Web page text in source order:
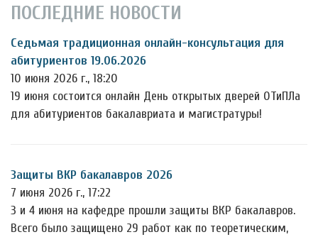
ПОСЛЕДНИЕ НОВОСТИ
Седьмая традиционная онлайн-консультация для
абитуриентов 19.06.2026
10 июня 2026 г., 18:20
19 июня состоится онлайн День открытых дверей ОТиПЛа
для абитуриентов бакалавриата и магистратуры!
Защиты ВКР бакалавров 2026
7 июня 2026 г., 17:22
3 и 4 июня на кафедре прошли защиты ВКР бакалавров.
Всего было защищено 29 работ как по теоретическим,